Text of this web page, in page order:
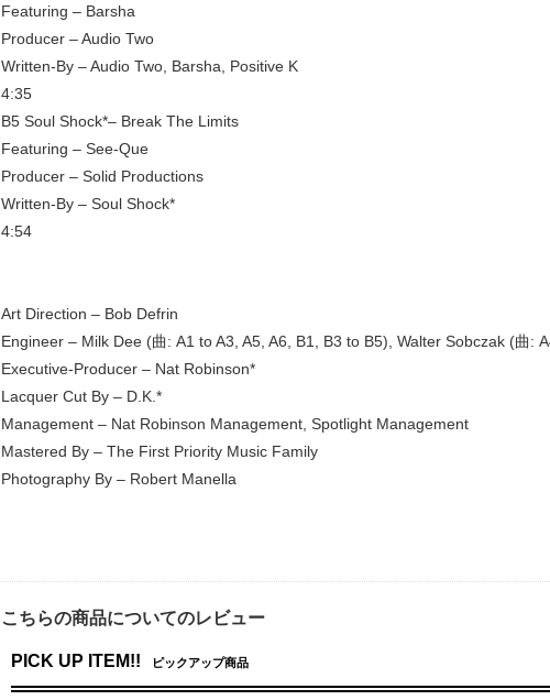
Featuring – Barsha
Producer – Audio Two
Written-By – Audio Two, Barsha, Positive K
4:35
B5 Soul Shock*– Break The Limits
Featuring – See-Que
Producer – Solid Productions
Written-By – Soul Shock*
4:54
Art Direction – Bob Defrin
Engineer – Milk Dee (曲: A1 to A3, A5, A6, B1, B3 to B5), Walter Sobczak (曲:
Executive-Producer – Nat Robinson*
Lacquer Cut By – D.K.*
Management – Nat Robinson Management, Spotlight Management
Mastered By – The First Priority Music Family
Photography By – Robert Manella
こちらの商品についてのレビュー
PICK UP ITEM!! ピックアップ商品